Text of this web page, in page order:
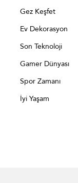
Gez Keşfet
Ev Dekorasyon
Son Teknoloji
Gamer Dünyası
Spor Zamanı
İyi Yaşam